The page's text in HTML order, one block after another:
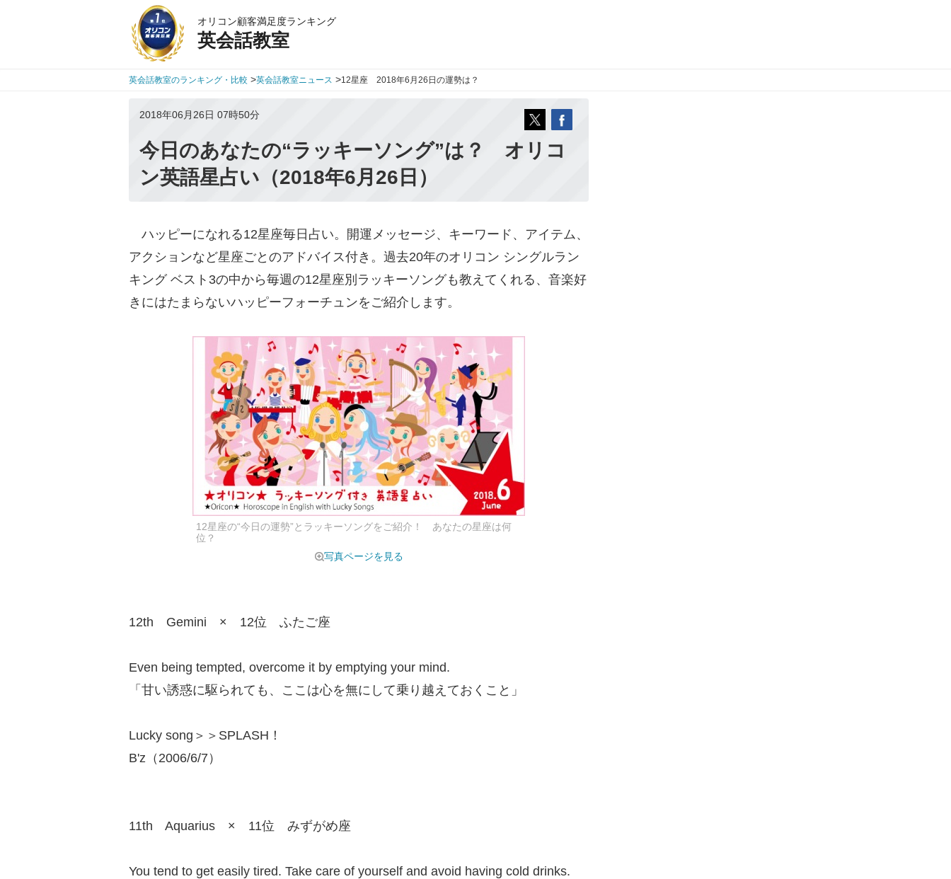
オリコン顧客満足度ランキング
英会話教室
英会話教室のランキング・比較 >英会話教室ニュース >12星座 2018年6月26日の運勢は？
2018年06月26日 07時50分
今日のあなたの“ラッキーソング”は？ オリコ
ン英語星占い（2018年6月26日）
ハッピーになれる12星座毎日占い。開運メッセージ、キーワード、アイテム、
アクションなど星座ごとのアドバイス付き。過去20年のオリコン シングルラン
キング ベスト3の中から毎週の12星座別ラッキーソングも教えてくれる、音楽好
きにはたまらないハッピーフォーチュンをご紹介します。
12星座の“今日の運勢”とラッキーソングをご紹介！ あなたの星座は何
位？
写真ページを見る
12th Gemini × 12位 ふたご座
Even being tempted, overcome it by emptying your mind.
「甘い誘惑に駆られても、ここは心を無にして乗り越えておくこと」
Lucky song＞＞SPLASH！
B'z（2006/6/7）
11th Aquarius × 11位 みずがめ座
You tend to get easily tired. Take care of yourself and avoid having cold drinks.